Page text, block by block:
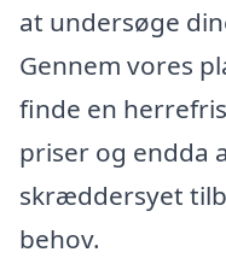
at undersøge
Gennem vores
finde en
priser og endda
skræddersyet
behov.